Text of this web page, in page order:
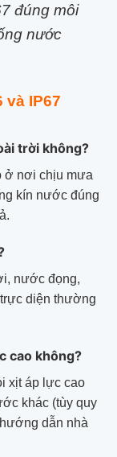
đúng môi
nước
và IP67
trời không?
ở nơi chịu mưa
kín nước đúng
nước đọng,
diện thường
cao không?
xịt áp lực cao
khác (tùy quy
dẫn nhà